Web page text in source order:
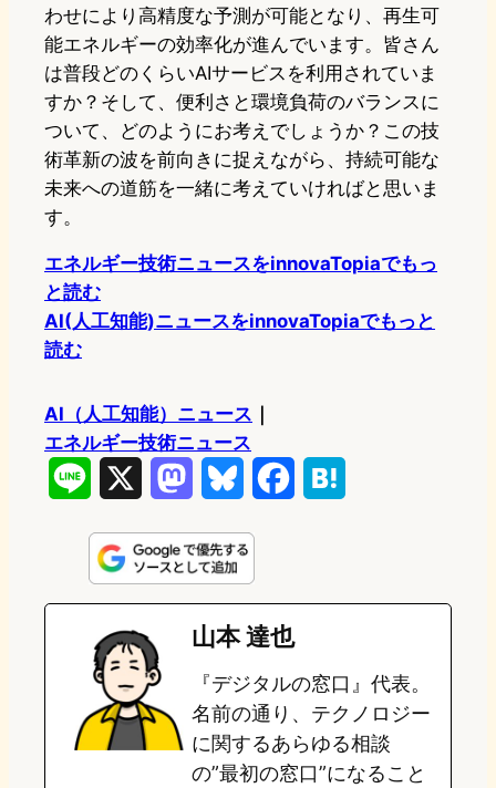
わせにより高精度な予測が可能となり、再生可
能エネルギーの効率化が進んでいます。皆さん
は普段どのくらいAIサービスを利用されていま
すか？そして、便利さと環境負荷のバランスに
ついて、どのようにお考えでしょうか？この技
術革新の波を前向きに捉えながら、持続可能な
未来への道筋を一緒に考えていければと思いま
す。
エネルギー技術ニュースをinnovaTopiaでもっ
と読む
AI(人工知能)ニュースをinnovaTopiaでもっと
読む
AI（人工知能）ニュース
エネルギー技術ニュース
n
e
s
t
o
o
n
u
e
s
k
e
b
o
o
k
e
a
山本 達也
『デジタルの窓口』代表。
名前の通り、テクノロジー
に関するあらゆる相談
の”最初の窓口”になること